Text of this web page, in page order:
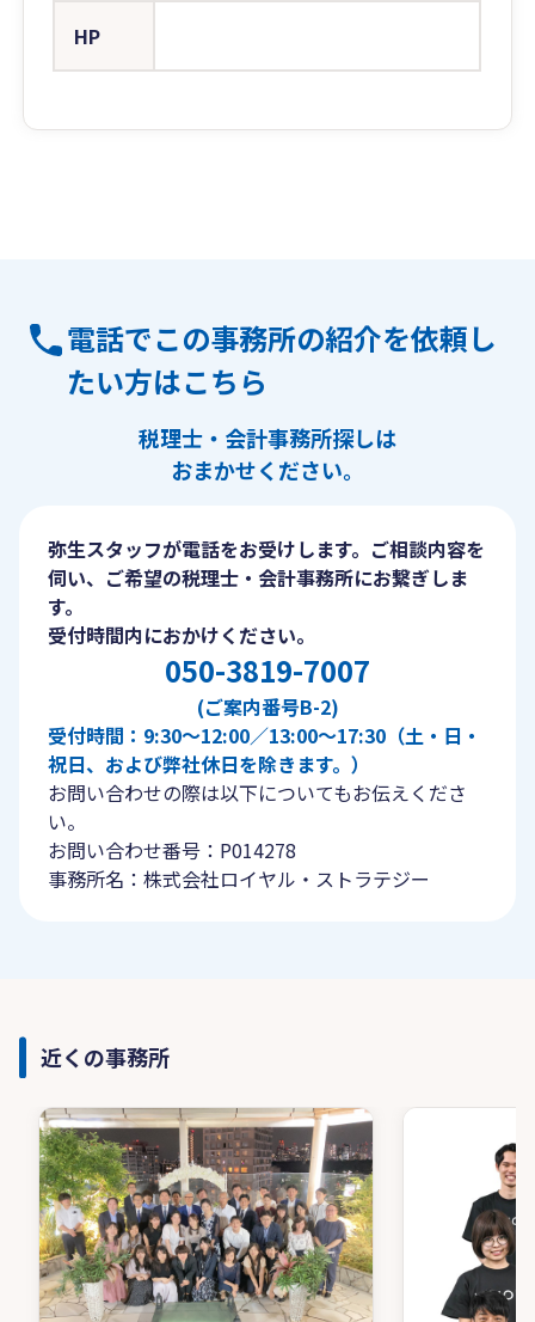
HP
電話でこの事務所の紹介を依頼し
たい方はこちら
税理士・会計事務所探しは
おまかせください。
弥生スタッフが電話をお受けします。ご相談内容を
伺い、ご希望の税理士・会計事務所にお繋ぎしま
す。
受付時間内におかけください。
050-3819-7007
(ご案内番号B-2)
受付時間：9:30〜12:00／13:00〜17:30（土・日・
祝日、および弊社休日を除きます。）
お問い合わせの際は以下についてもお伝えくださ
い。
お問い合わせ番号：P014278
事務所名：株式会社ロイヤル・ストラテジー
近くの事務所